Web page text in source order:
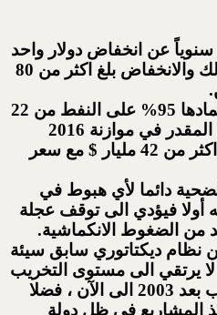
1.3 مليار$ سنوياً عن انخفاض دولار واحد
لسعر برميل النفط ، فما بالك والانخفاض بلغ اكثر من 80
2. اتساع عجز الموازنة لاعتمادها 95% على النفط من 22
مليار$ مع 45 دولار للبرميل المقدر في موازنة 2016
ليتسع العجز المخطط الى اكثر من 42 مليار $ مع سعر
دائما لأي هبوط في
فيؤدي الى توقف عجلة
من الضغوط الانكماشية.
من نظام ديكتاتوري سابق سيئة
لا يرتقي الى مستوى التخريب
الذي أطالها من قبل الإرهاب بعد 2003 الى الآن ، فضلا
المشاريع في ظل دولة